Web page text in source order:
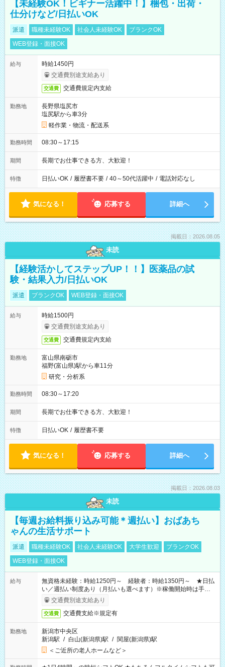
【未経験OK！ビギナー活躍中！】梱包・出荷・
仕分けなど/日払いOK
派遣 職種未経験OK 社会人未経験OK
ブランクOK
WEB登録・面接OK
給与
時給1450円
交通費別途支給あり
交通費 交通費規定内支給
勤務地
長野県塩尻市
塩尻駅から車3分
軽作業・物流・配送系
勤務時間 08:30～17:15
期間 長期でお仕事できる方、大歓迎！
特徴 日払いOK / 履歴書不要 / 40～50代活躍中 / 電話対応なし
気になる！ 応募する 詳細へ
掲載日：2026.08.05
未読
【経験活かしてステップUP！！】医薬品の試
験・結果入力/日払いOK
派遣 ブランクOK WEB登録・面接OK
給与
時給1500円
交通費別途支給あり
交通費 交通費規定内支給
勤務地
富山県南砺市
福野(富山県)駅から車11分
研究・分析系
勤務時間 08:30～17:20
期間 長期でお仕事できる方、大歓迎！
特徴 日払いOK / 履歴書不要
気になる！ 応募する 詳細へ
掲載日：2026.08.03
未読
【毎週お給料振り込み可能＊週払い】おばあち
ゃんの生活サポート
派遣 職種未経験OK 社会人未経験OK 大学生歓迎
ブランクOK
WEB登録・面接OK
給与
無資格未経験：時給1250円～ 経験者：時給1350円～ ★日払
い／週払い制度あり（月払いも選べます）※稼働開始時は手続き
完了次第のお支払いとなります。
交通費別途支給あり
交通費 交通費支給※規定有
勤務地
新潟市中央区
新潟駅 / 白山(新潟県)駅 / 関屋(新潟県)駅
＜ご近所の老人ホームなど＞